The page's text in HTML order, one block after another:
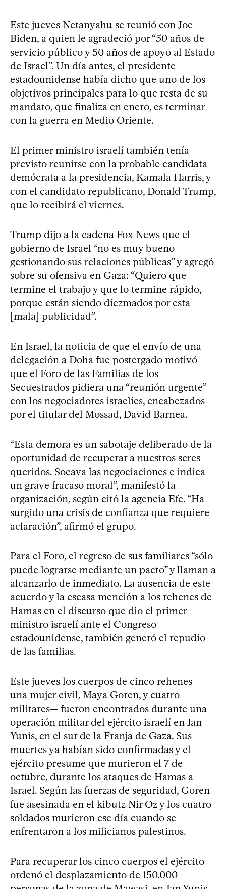
Este jueves Netanyahu se reunió con Joe
Biden, a quien le agradeció por “50 años de
servicio público y 50 años de apoyo al Estado
de Israel”. Un día antes, el presidente
estadounidense había dicho que uno de los
objetivos principales para lo que resta de su
mandato, que finaliza en enero, es terminar
con la guerra en Medio Oriente.
El primer ministro israelí también tenía
previsto reunirse con la probable candidata
demócrata a la presidencia, Kamala Harris, y
con el candidato republicano, Donald Trump,
que lo recibirá el viernes.
Trump dijo a la cadena Fox News que el
gobierno de Israel “no es muy bueno
gestionando sus relaciones públicas” y agregó
sobre su ofensiva en Gaza: “Quiero que
termine el trabajo y que lo termine rápido,
porque están siendo diezmados por esta
[mala] publicidad”.
En Israel, la noticia de que el envío de una
delegación a Doha fue postergado motivó
que el Foro de las Familias de los
Secuestrados pidiera una “reunión urgente”
con los negociadores israelíes, encabezados
por el titular del Mossad, David Barnea.
“Esta demora es un sabotaje deliberado de la
oportunidad de recuperar a nuestros seres
queridos. Socava las negociaciones e indica
un grave fracaso moral”, manifestó la
organización, según citó la agencia Efe. “Ha
surgido una crisis de confianza que requiere
aclaración”, afirmó el grupo.
Para el Foro, el regreso de sus familiares “sólo
puede lograrse mediante un pacto” y llaman a
alcanzarlo de inmediato. La ausencia de este
acuerdo y la escasa mención a los rehenes de
Hamas en el discurso que dio el primer
ministro israelí ante el Congreso
estadounidense, también generó el repudio
de las familias.
Este jueves los cuerpos de cinco rehenes —
una mujer civil, Maya Goren, y cuatro
militares— fueron encontrados durante una
operación militar del ejército israelí en Jan
Yunis, en el sur de la Franja de Gaza. Sus
muertes ya habían sido confirmadas y el
ejército presume que murieron el 7 de
octubre, durante los ataques de Hamas a
Israel. Según las fuerzas de seguridad, Goren
fue asesinada en el kibutz Nir Oz y los cuatro
soldados murieron ese día cuando se
enfrentaron a los milicianos palestinos.
Para recuperar los cinco cuerpos el ejército
ordenó el desplazamiento de 150.000